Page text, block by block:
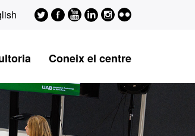
Twitter
ESAGED
Facebook
ESAGED
Youtube
ESAGED
LinkedIn
ESAGED
Instagram
ESAGED
Flickr
Coneix el centre